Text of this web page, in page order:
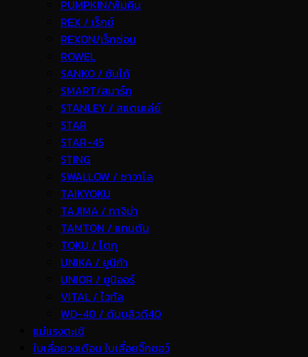
PUMPKIN/พัมคิน
REX / เร็กช์
REXON/เร็กซ่อน
ROWEL
SANKO / ซันโก้
SMART/สมาร์ท
STANLEY / สแตนเล่ย์
STAR
STAR-45
STING
SWALLOW / ซาวาโล
TAIKYOKU
TAJIMA / ทาจิม่า
TAMTON / แทมตัน
TOKU / โตกุ
UNIKA / ยูนิก้า
UNIOR / ยูนิออร์
VITAL / ไวทัล
WD-40 / ดับบลิวดี40
แม่แรงตะเข้
ใบเลื่อยวงเดือน ใบเลื่อยจิ๊กซอว์